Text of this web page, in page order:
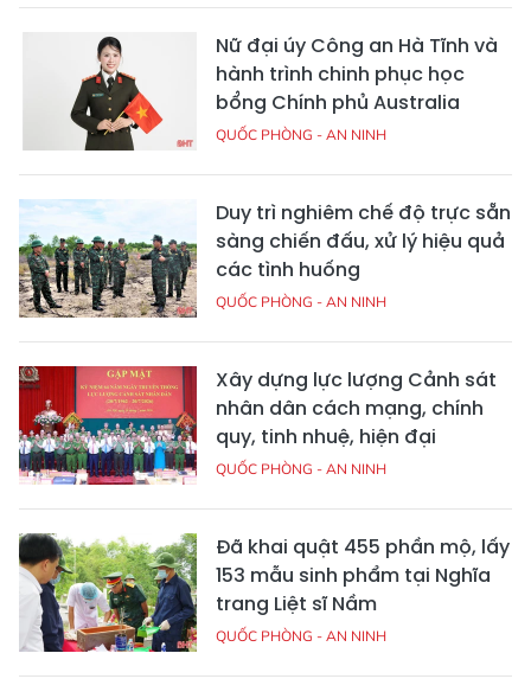
Nữ đại úy Công an Hà Tĩnh và
hành trình chinh phục học
bổng Chính phủ Australia
QUỐC PHÒNG - AN NINH
Duy trì nghiêm chế độ trực sẵn
sàng chiến đấu, xử lý hiệu quả
các tình huống
QUỐC PHÒNG - AN NINH
Xây dựng lực lượng Cảnh sát
nhân dân cách mạng, chính
quy, tinh nhuệ, hiện đại
QUỐC PHÒNG - AN NINH
Đã khai quật 455 phần mộ, lấy
153 mẫu sinh phẩm tại Nghĩa
trang Liệt sĩ Nầm
QUỐC PHÒNG - AN NINH